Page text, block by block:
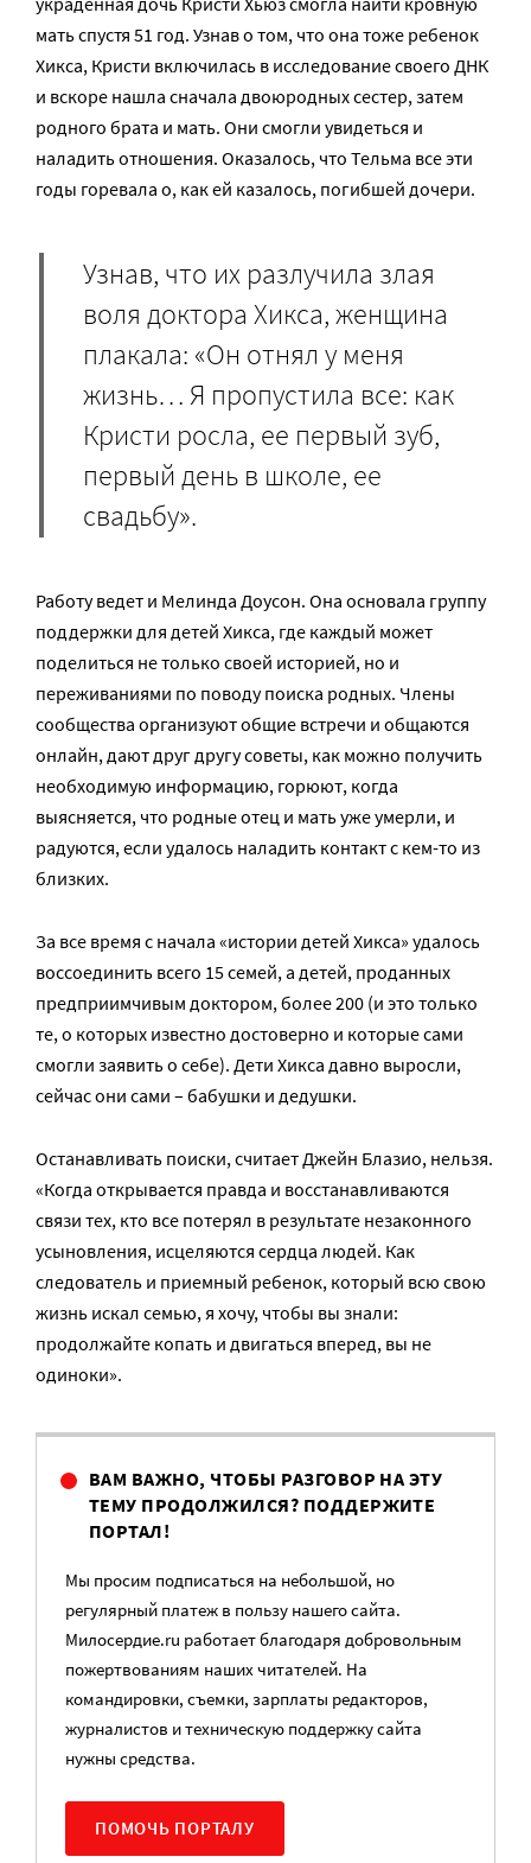
мать спустя 51 год. Узнав о том, что она тоже ребенок
Хикса, Кристи включилась в исследование своего ДНК
и вскоре нашла сначала двоюродных сестер, затем
родного брата и мать. Они смогли увидеться и
наладить отношения. Оказалось, что Тельма все эти
годы горевала о, как ей казалось, погибшей дочери.
Узнав, что их разлучила злая
воля доктора Хикса, женщина
плакала: «Он отнял у меня
жизнь… Я пропустила все: как
Кристи росла, ее первый зуб,
первый день в школе, ее
свадьбу».
Работу ведет и Мелинда Доусон. Она основала группу
поддержки для детей Хикса, где каждый может
поделиться не только своей историей, но и
переживаниями по поводу поиска родных. Члены
сообщества организуют общие встречи и общаются
онлайн, дают друг другу советы, как можно получить
необходимую информацию, горюют, когда
выясняется, что родные отец и мать уже умерли, и
радуются, если удалось наладить контакт с кем-то из
близких.
За все время с начала «истории детей Хикса» удалось
воссоединить всего 15 семей, а детей, проданных
предприимчивым доктором, более 200 (и это только
те, о которых известно достоверно и которые сами
смогли заявить о себе). Дети Хикса давно выросли,
сейчас они сами – бабушки и дедушки.
Останавливать поиски, считает Джейн Блазио, нельзя.
«Когда открывается правда и восстанавливаются
связи тех, кто все потерял в результате незаконного
усыновления, исцеляются сердца людей. Как
следователь и приемный ребенок, который всю свою
жизнь искал семью, я хочу, чтобы вы знали:
продолжайте копать и двигаться вперед, вы не
одиноки».
ВАМ ВАЖНО, ЧТОБЫ РАЗГОВОР НА ЭТУ
ТЕМУ ПРОДОЛЖИЛСЯ? ПОДДЕРЖИТЕ
ПОРТАЛ!
Мы просим подписаться на небольшой, но
регулярный платеж в пользу нашего сайта.
Милосердие.ru работает благодаря добровольным
пожертвованиям наших читателей. На
командировки, съемки, зарплаты редакторов,
журналистов и техническую поддержку сайта
нужны средства.
ПОМОЧЬ ПОРТАЛУ